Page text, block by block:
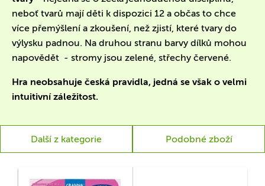
neboť tvarů mají děti k dispozici 12 a občas to chce
více přemýšlení a zkoušení, než zjistí, které tvary do
výlysku padnou. Na druhou stranu barvy dílků mohou
napovědět - stromy jsou zelené, střechy červené.
Hra neobsahuje česká pravidla, jedná se však o velmi
intuitivní záležitost.
Další z kategorie Podobné zboží